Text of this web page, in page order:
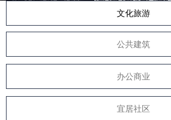
文化旅游
公共建筑
办公商业
宜居社区